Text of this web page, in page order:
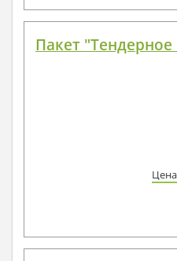
Пакет
Цена